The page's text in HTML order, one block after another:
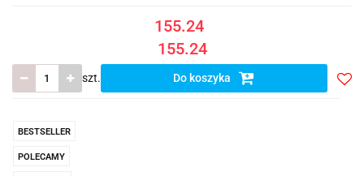
155.24
155.24
szt. Do koszyka
BESTSELLER
POLECAMY